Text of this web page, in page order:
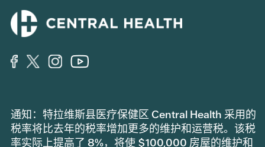
通知：特拉维斯县医疗保健区 Central Health 采用的
税率将比去年的税率增加更多的维护和运营税。该税
率实际上提高了 8%，将使 $100,000 房屋的维护和